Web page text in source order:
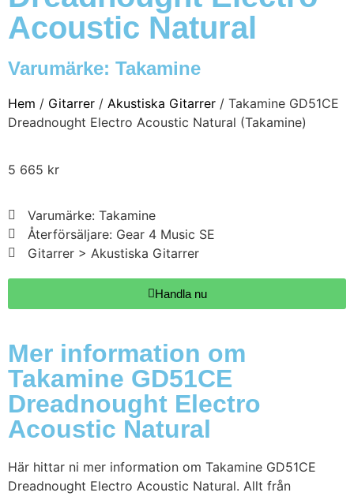
Acoustic Natural
Varumärke: Takamine
Hem / Gitarrer / Akustiska Gitarrer / Takamine GD51CE
Dreadnought Electro Acoustic Natural (Takamine)
5 665 kr
Varumärke: Takamine
Återförsäljare: Gear 4 Music SE
Gitarrer > Akustiska Gitarrer
Handla nu
Mer information om
Takamine GD51CE
Dreadnought Electro
Acoustic Natural
Här hittar ni mer information om Takamine GD51CE
Dreadnought Electro Acoustic Natural. Allt från